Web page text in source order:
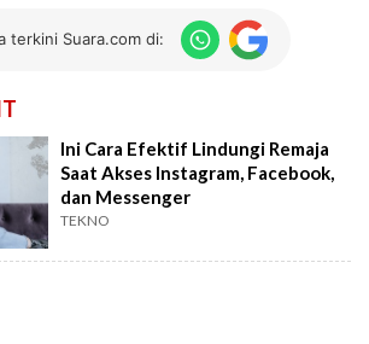
terkini Suara.com di:
Ini Cara Efektif Lindungi Remaja
Saat Akses Instagram, Facebook,
dan Messenger
TEKNO